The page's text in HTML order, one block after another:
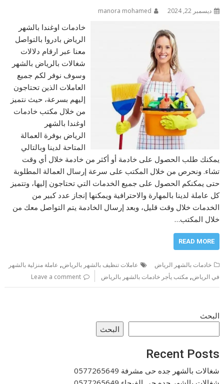
ديسمبر 22, 2024 manora mohamed
خادمات اوغندا بالشهر
الرياض بادروا بالتواصل
معنا عبر ارقام دلالات
شغالات بالرياض بالشهر
وسوف نوفر لكم جميع
العاملات الذين تحتاجون
إليهم بسرعة، حيث نتميز
من خلال مكتب خادمات
اوغندا بالشهر
الرياض بوفرة العمالة
المتاحة لدينا وبالتالي
يمكنك طلب الحصول على خادمة أو أكثر من خادمة خلال أي وقت
تشاء. ونحرص من خلال المكتب على سرعة إرسال العمالة المطلوبة
حتى يمكنكم الحصول على جميع الخدمات التي تحتاجون إليها، وتتميز
كل عاملة لدينا بالمهارة والاحترافية ويمكنها إنجاز عدد كبير من
الخدمات خلال وقت قليل، وبعد إرسال الخادمة يتم التواصل معك من
خلال المكتب…
READ MORE
خادمات بالشهر الرياض عاملات تنظيف بالشهر بالرياض, عاملة منزلية بالشهر
في الرياض,مكتب يأجر خادمات بالشهر بالرياض Leave a comment
البحث
البحث
Recent Posts
شغالات بالشهر جده حى مشرفة 0577265649